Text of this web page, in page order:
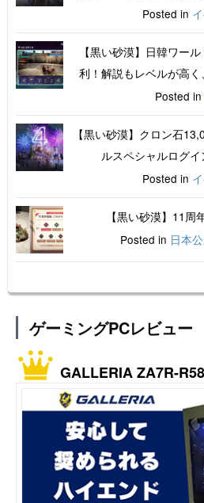
Posted in
【黒い砂漠】日韓ワー
利！解説もレベルが高
Posted in
【黒い砂漠】クロン石
ルスペシャルログ
Posted in
【黒い砂漠】11周
Posted in 日本
ゲーミングPCレビュー
GALLERIA ZA7R-R58